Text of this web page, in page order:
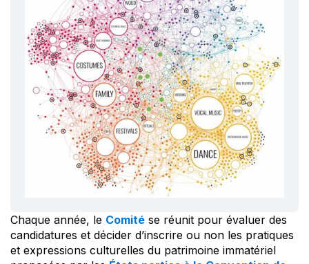
Chaque année, le Comité se réunit pour évaluer des
candidatures et décider d’inscrire ou non les pratiques
et expressions culturelles du patrimoine immatériel